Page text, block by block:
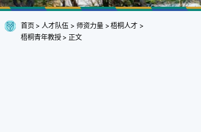
首页 > 人才队伍 > 师资力量 >梧桐人才 >
梧桐青年教授 > 正文